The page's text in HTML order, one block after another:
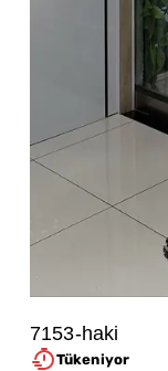
7153-haki
Tükeniyor